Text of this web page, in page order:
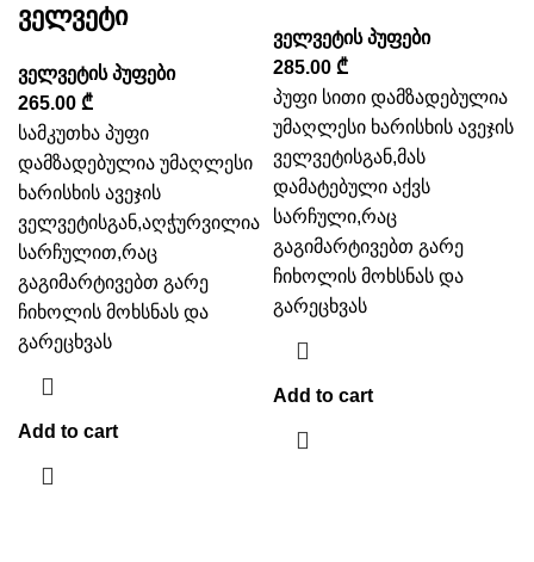
ველვეტი
ველვეტის პუფები
265.00 ₾
სამკუთხა პუფი
დამზადებულია უმაღლესი
ხარისხის ავეჯის
ველვეტისგან,აღჭურვილია
სარჩულით,რაც
გაგიმარტივებთ გარე
ჩიხოლის მოხსნას და
გარეცხვას
Add to cart
ველვეტის პუფები
285.00 ₾
პუფი სითი დამზადებულია
უმაღლესი ხარისხის ავეჯის
ველვეტისგან,მას
დამატებული აქვს
სარჩული,რაც
გაგიმარტივებთ გარე
ჩიხოლის მოხსნას და
გარეცხვას
Add to cart